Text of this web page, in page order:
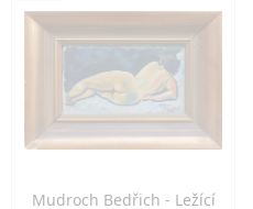
Mudroch Bedřich - Ležící